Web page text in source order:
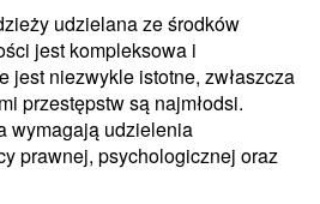
udzielana ze środków
jest kompleksowa i
jest niezwykle istotne, zwłaszcza
przestępstw są najmłodsi.
wymagają udzielenia
prawnej, psychologicznej oraz